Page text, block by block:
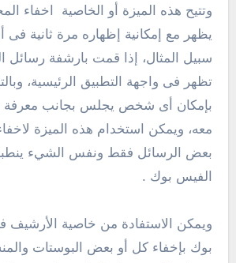
وتتيح هذه الميزة أو الخاصية اخفاء
يظهر مع إمكانية إظهاره مرة ثانية
سبيل المثال، إذا قمت بارشفة رسائل
تظهر فى واجهة التطبيق الرئيسية،
بإمكان أى شخص يجلس بجانب معرفة
معه، ويمكن استخدام هذه الميزة
بعض الرسائل فقط ونفس الشيء
الفيس بوك .
ويمكن الاستفادة من خاصية الأرشيف
بوك بإخفاء كل أو بعض البوستات